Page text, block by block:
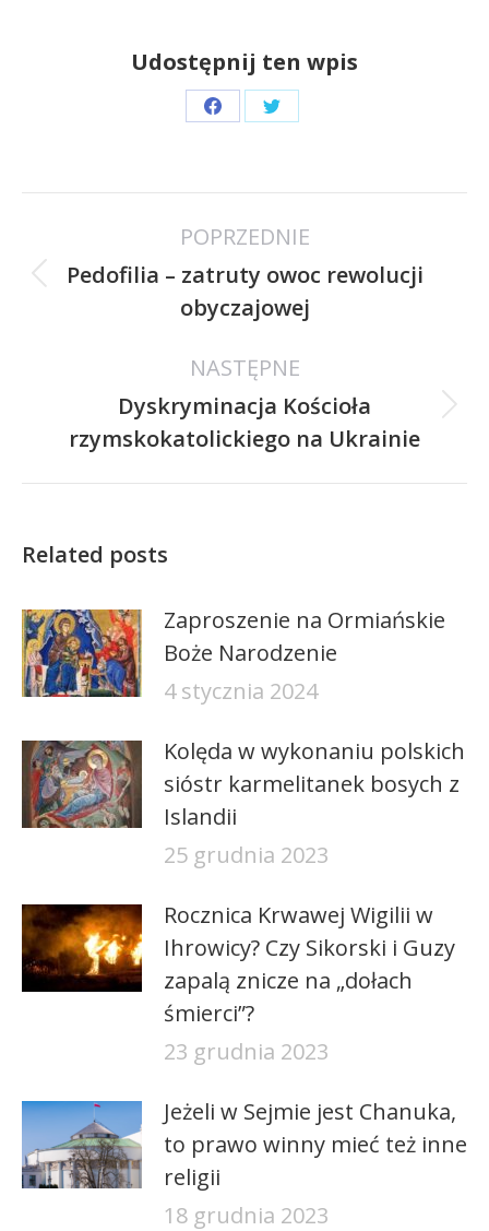
Udostępnij ten wpis
Share
Facebook
Share
Twitter
POPRZEDNIE
Poprzedni
wpis:
Pedofilia – zatruty owoc rewolucji
obyczajowej
NASTĘPNE
Następny
wpis:
Dyskryminacja Kościoła
rzymskokatolickiego na Ukrainie
Related posts
Zaproszenie na Ormiańskie
Boże Narodzenie
4 stycznia 2024
Kolęda w wykonaniu polskich
sióstr karmelitanek bosych z
Islandii
25 grudnia 2023
Rocznica Krwawej Wigilii w
Ihrowicy? Czy Sikorski i Guzy
zapalą znicze na „dołach
śmierci”?
23 grudnia 2023
Jeżeli w Sejmie jest Chanuka,
to prawo winny mieć też inne
religii
18 grudnia 2023